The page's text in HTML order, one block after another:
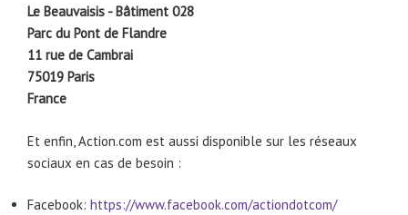
Le Beauvaisis ⁠- Bâtiment 028
Parc du Pont de Flandre
11 rue de Cambrai
75019 Paris
France
Et enfin, Action.com est aussi disponible sur les réseaux
sociaux en cas de besoin :
Facebook: https://www.facebook.com/actiondotcom/